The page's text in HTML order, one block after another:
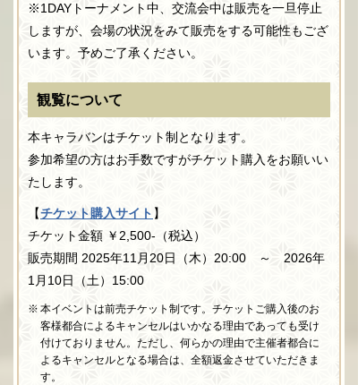
※1DAYトーナメント中、交流会中は販売を一旦停止
しますが、会場の状況をみて販売をする可能性もござ
います。予めご了承ください。
観覧について
本キャラバンはチケット制となります。
参加希望の方はお手数ですがチケット購入をお願いい
たします。
【チケット購入サイト 】
チケット金額 ￥2,500-（税込）
販売期間 2025年11月20日（木）20:00 ～ 2026年
1月10日（土）15:00
本イベントは前売チケット制です。チケットご購入後のお
客様都合によるキャンセルはいかなる理由であっても受け
付けておりません。ただし、何らかの理由で主催者都合に
よるキャンセルとなる場合は、全額返金させていただきま
す。